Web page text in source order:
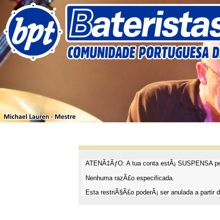
ATENÃ‡ÃƒO: A tua conta estÃ¡ SUSPENSA
Nenhuma razÃ£o especificada.
Esta restriÃ§Ã£o poderÃ¡ ser anulada a partir